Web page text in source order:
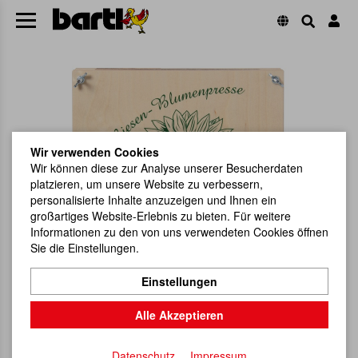
Wir verwenden Cookies
Wir können diese zur Analyse unserer Besucherdaten
platzieren, um unsere Website zu verbessern,
personalisierte Inhalte anzuzeigen und Ihnen ein
großartiges Website-Erlebnis zu bieten. Für weitere
Informationen zu den von uns verwendeten Cookies öffnen
Sie die Einstellungen.
Einstellungen
Alle Akzeptieren